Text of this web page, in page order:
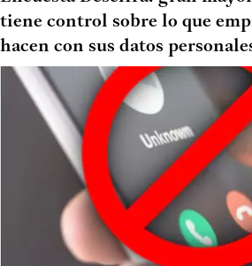
tiene control sobre lo que
hacen con sus datos